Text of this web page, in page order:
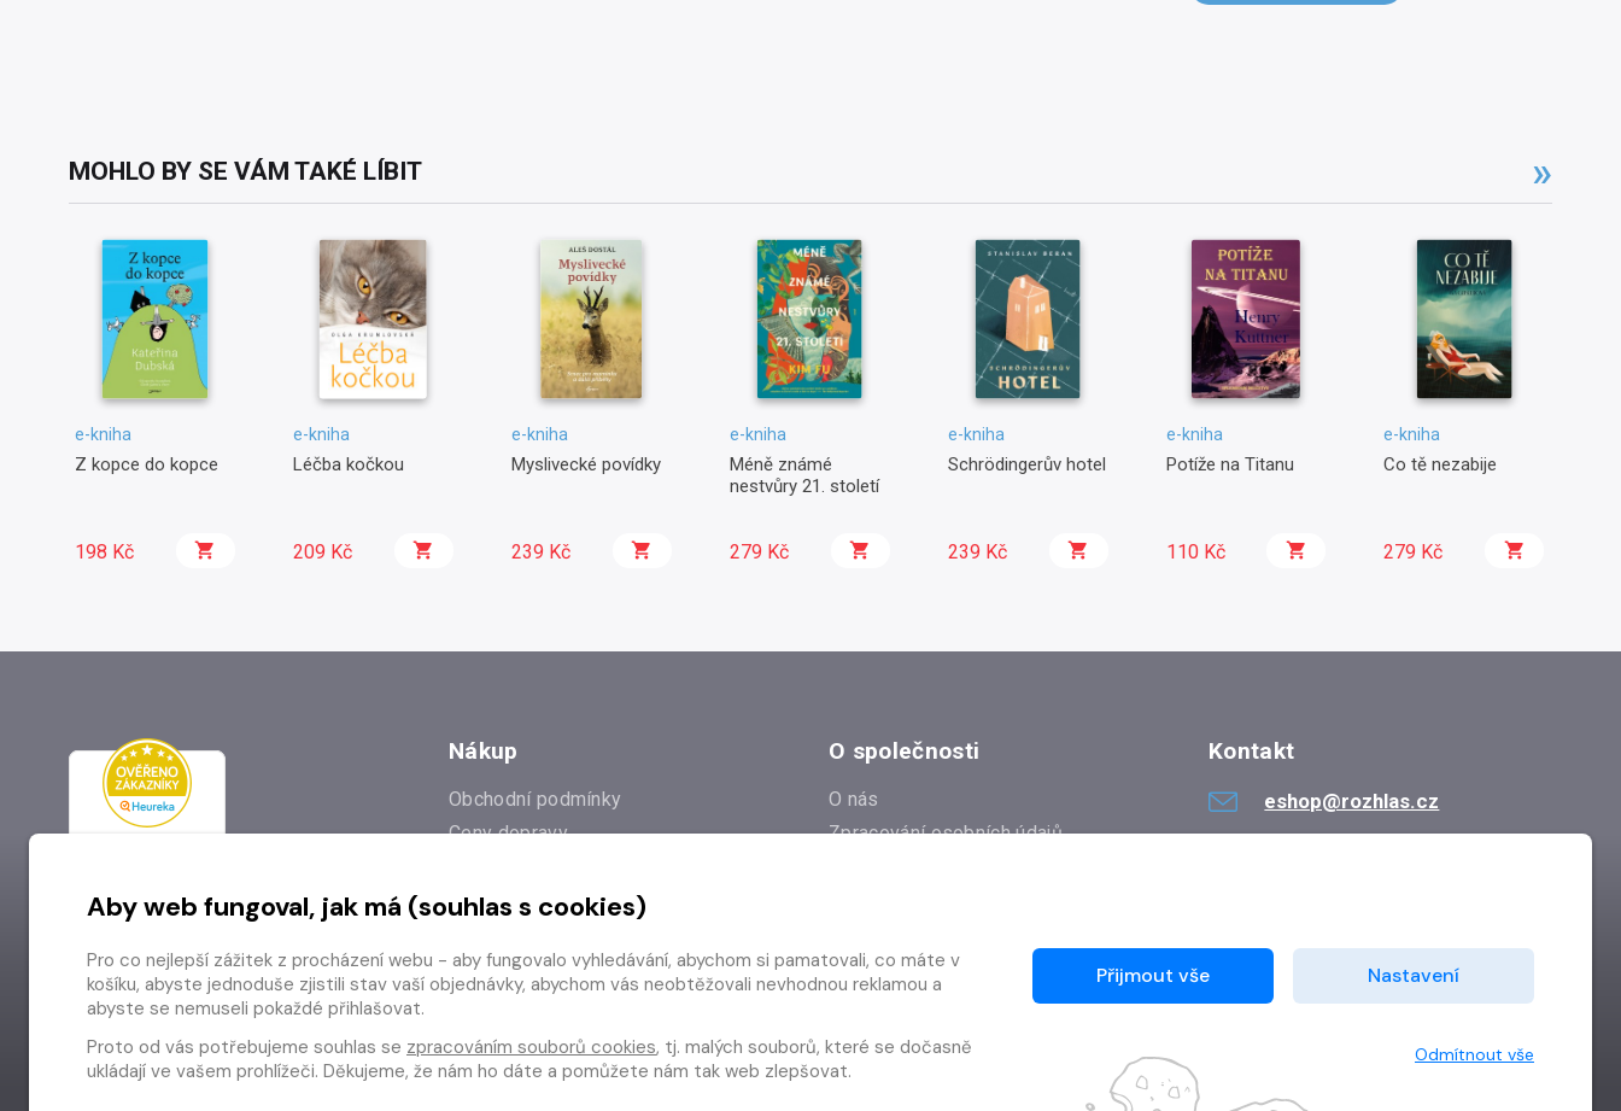
MOHLO BY SE VÁM TAKÉ LÍBIT
e-kniha
Z kopce do kopce
198 Kč
e-kniha
Léčba kočkou
209 Kč
e-kniha
Myslivecké povídky
239 Kč
e-kniha
Méně známé
nestvůry 21. století
279 Kč
e-kniha
Schrödingerův hotel
239 Kč
e-kniha
Potíže na Titanu
110 Kč
e-kniha
Co tě nezabije
279 Kč
Nákup
Obchodní podmínky
Ceny dopravy
Prodejna
Odstoupení od smlouvy
O společnosti
O nás
Zpracování osobních údajů
Kontakt
eshop@rozhlas.cz
Aby web fungoval, jak má (souhlas s cookies)
Pro co nejlepší zážitek z procházení webu - aby fungovalo vyhledávání, abychom si pamatovali, co máte v
košíku, abyste jednoduše zjistili stav vaší objednávky, abychom vás neobtěžovali nevhodnou reklamou a
abyste se nemuseli pokaždé přihlašovat.
Proto od vás potřebujeme souhlas se zpracováním souborů cookies, tj. malých souborů, které se dočasně
ukládají ve vašem prohlížeči. Děkujeme, že nám ho dáte a pomůžete nám tak web zlepšovat.
Přijmout vše Nastavení
Odmítnout vše